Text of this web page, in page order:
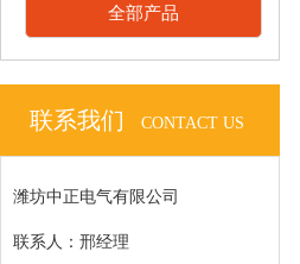
全部产品
联系我们 CONTACT US
潍坊中正电气有限公司
联系人：邢经理